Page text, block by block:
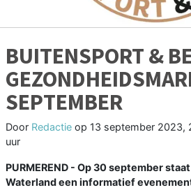
BUITENSPORT &
SEPTEMBER
Door Redactie op 13 september 2023,
uur
PURMEREND - Op 30 september
Waterland een informatief